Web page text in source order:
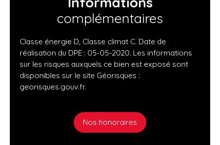
complémentaires
Classe énergie D, Classe climat C. Date de
réalisation du DPE : 05-05-2020. Les informations
sur les risques auxquels ce bien est exposé sont
disponibles sur le site Géorisques :
georisques.gouv.fr.
Nos honoraires